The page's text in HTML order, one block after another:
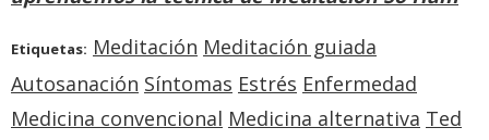
Etiquetas: Meditación Meditación guiada
Autosanación Síntomas Estrés Enfermedad
Medicina convencional Medicina alternativa Ted